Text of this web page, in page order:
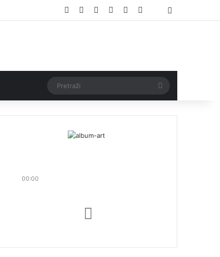
Facebook PinterestYouTubeInstagram Threads
00:00